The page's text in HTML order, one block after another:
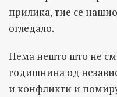
прилика, тие се
огледало.
Нема нешто што не
годишнина од
и конфликти и